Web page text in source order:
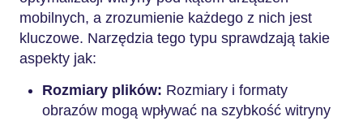
mobilnych, a zrozumienie każdego z nich jest
kluczowe. Narzędzia tego typu sprawdzają takie
aspekty jak:
Rozmiary plików: Rozmiary i formaty
obrazów mogą wpływać na szybkość witryny